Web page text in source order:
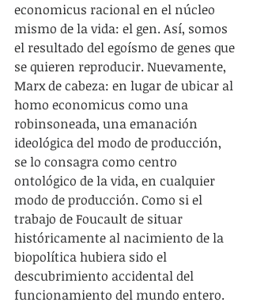
economicus racional en el núcleo
mismo de la vida: el gen. Así, somos
el resultado del egoísmo de genes que
se quieren reproducir. Nuevamente,
Marx de cabeza: en lugar de ubicar al
homo economicus como una
robinsoneada, una emanación
ideológica del modo de producción,
se lo consagra como centro
ontológico de la vida, en cualquier
modo de producción. Como si el
trabajo de Foucault de situar
históricamente al nacimiento de la
biopolítica hubiera sido el
descubrimiento accidental del
funcionamiento del mundo entero.